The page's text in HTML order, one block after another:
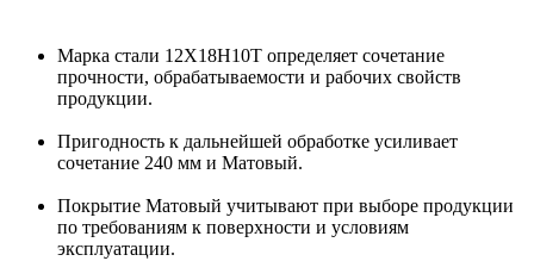
Марка стали 12Х18Н10Т определяет сочетание
прочности, обрабатываемости и рабочих свойств
продукции.
Пригодность к дальнейшей обработке усиливает
сочетание 240 мм и Матовый.
Покрытие Матовый учитывают при выборе продукции
по требованиям к поверхности и условиям
эксплуатации.